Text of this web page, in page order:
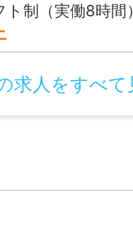
＜例＞6:00～15:00、8:00～
求人をすべて